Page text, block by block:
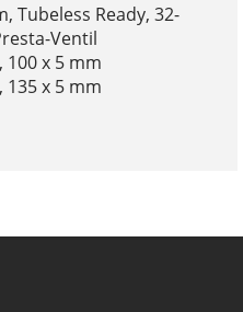
Tubeless Ready, 32-
Ventil
100 x 5 mm
135 x 5 mm